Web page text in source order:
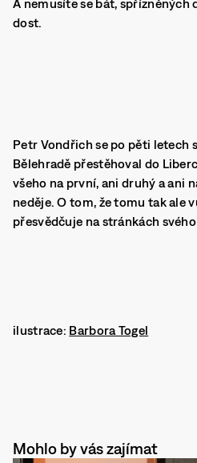
A nemusíte se bát, spřízněných
dost.
Petr Vondřich se po pěti letech
Bělehradě přestěhoval do
všeho na první, ani druhý a ani
neděje. O tom, že tomu tak ale
přesvědčuje na stránkách
ilustrace: Barbora Togel
Mohlo by vás zajímat